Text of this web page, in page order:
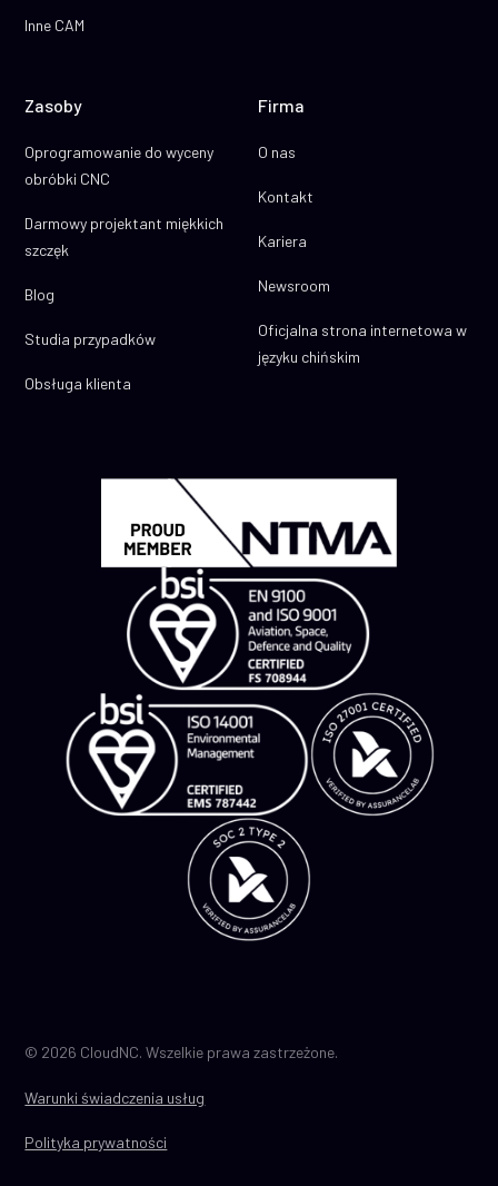
Inne CAM
Zasoby
Oprogramowanie do wyceny
obróbki CNC
Darmowy projektant miękkich
szczęk
Blog
Studia przypadków
Obsługa klienta
Firma
O nas
Kontakt
Kariera
Newsroom
Oficjalna strona internetowa w
języku chińskim
Warunki świadczenia usług
Polityka prywatności
© 2026 CloudNC. Wszelkie prawa zastrzeżone.